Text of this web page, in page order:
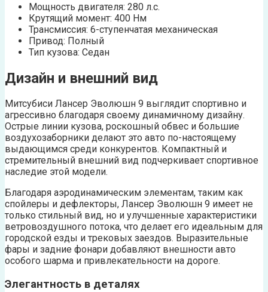
Мощность двигателя: 280 л.с.
Крутящий момент: 400 Нм
Трансмиссия: 6-ступенчатая механическая
Привод: Полный
Тип кузова: Седан
Дизайн и внешний вид
Митсубиси Лансер Эволюшн 9 выглядит спортивно и
агрессивно благодаря своему динамичному дизайну.
Острые линии кузова, роскошный обвес и большие
воздухозаборники делают это авто по-настоящему
выдающимся среди конкурентов. Компактный и
стремительный внешний вид подчеркивает спортивное
наследие этой модели.
Благодаря аэродинамическим элементам, таким как
спойлеры и дефлекторы, Лансер Эволюшн 9 имеет не
только стильный вид, но и улучшенные характеристики
ветровоздушного потока, что делает его идеальным для
городской езды и трековых заездов. Выразительные
фары и задние фонари добавляют внешности авто
особого шарма и привлекательности на дороге.
Элегантность в деталях